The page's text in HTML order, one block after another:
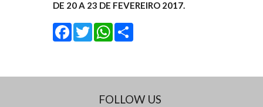
DE 20 A 23 DE FEVEREIRO 2017.
Facebook
Twitter
WhatsApp
FOLLOW US